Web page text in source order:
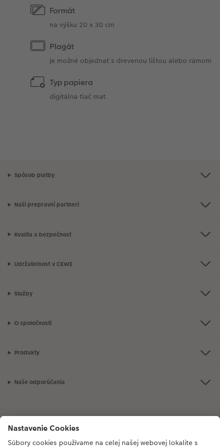
Formát
na výšku 20 x 30 cm
Plagát
je možné objednať s drevenou lištou alebo rámom
Typ papiera
digitálna tlač mat
Spôsob platby
Naši prepravní partneri
Kvalita a bezpečnosť
Udržateľnosť v CEWE
Služby
O spoločnosti
Produkty
Naše odporúčania